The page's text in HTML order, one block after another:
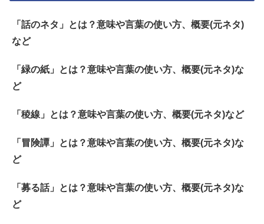
「話のネタ」とは？意味や言葉の使い方、概要(元ネタ)
など
「緑の紙」とは？意味や言葉の使い方、概要(元ネタ)な
ど
「稜線」とは？意味や言葉の使い方、概要(元ネタ)など
「冒険譚」とは？意味や言葉の使い方、概要(元ネタ)な
ど
「募る話」とは？意味や言葉の使い方、概要(元ネタ)な
ど